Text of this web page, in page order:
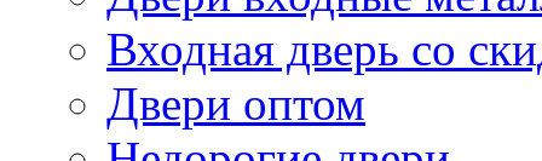
Входная дверь со
Двери оптом